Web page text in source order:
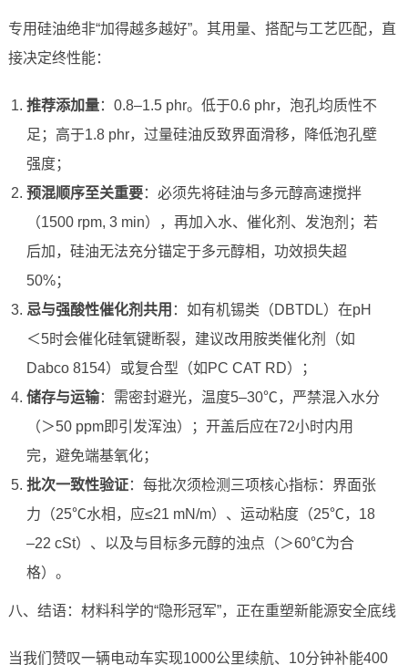
专用硅油绝非“加得越多越好”。其用量、搭配与工艺匹配，直
接决定终性能：
推荐添加量：0.8–1.5 phr。低于0.6 phr，泡孔均质性不
足；高于1.8 phr，过量硅油反致界面滑移，降低泡孔壁
强度；
预混顺序至关重要：必须先将硅油与多元醇高速搅拌
（1500 rpm, 3 min），再加入水、催化剂、发泡剂；若
后加，硅油无法充分锚定于多元醇相，功效损失超
50%；
忌与强酸性催化剂共用 ：如有机锡类（DBTDL）在pH
＜5时会催化硅氧键断裂，建议改用胺类催化剂（如
Dabco 8154）或复合型（如PC CAT RD）；
储存与运输：需密封避光，温度5–30℃，严禁混入水分
（＞50 ppm即引发浑浊）；开盖后应在72小时内用
完，避免端基氧化；
批次一致性验证：每批次须检测三项核心指标：界面张
力（25℃水相，应≤21 mN/m）、运动粘度（25℃，18
–22 cSt）、以及与目标多元醇的浊点（＞60℃为合
格）。
八、结语：材料科学的“隐形冠军”，正在重塑新能源安全底线
当我们赞叹一辆电动车实现1000公里续航、10分钟补能400